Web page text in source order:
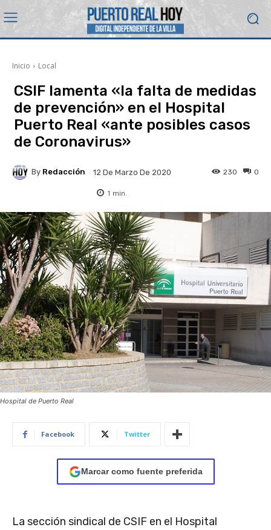
Inicio Local
CSIF lamenta «la falta de medidas
de prevención» en el Hospital
Puerto Real «ante posibles casos
de Coronavirus»
By Redacción 12 De Marzo De 2020 0
230
1 min.
Hospital de Puerto Real
Facebook Twitter
Marcar como fuente preferida
La sección sindical de CSIF en el Hospital